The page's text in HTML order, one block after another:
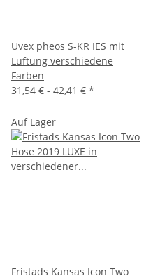
Uvex pheos S-KR IES mit
Lüftung verschiedene
Farben
31,54 € - 42,41 € *
Auf Lager
Fristads Kansas Icon Two